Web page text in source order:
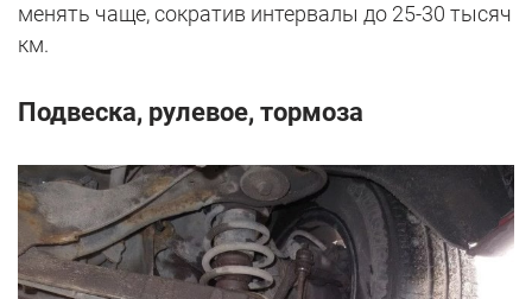
менять чаще, сократив интервалы до 25-30 тысяч
км.
Подвеска, рулевое, тормоза